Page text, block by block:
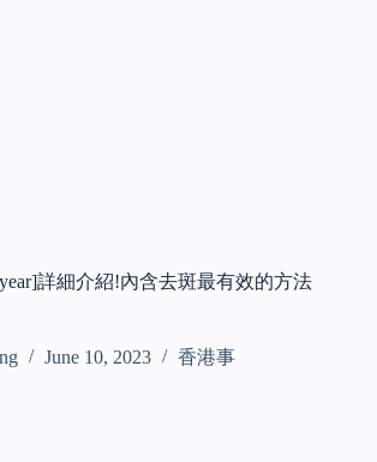
詳細介紹!內含去斑最有效的方法
June 10, 2023 香港事